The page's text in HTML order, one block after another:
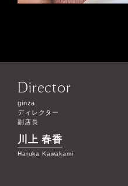
Director
ginza
ディレクター
副店長
川上 春香
Haruka Kawakami